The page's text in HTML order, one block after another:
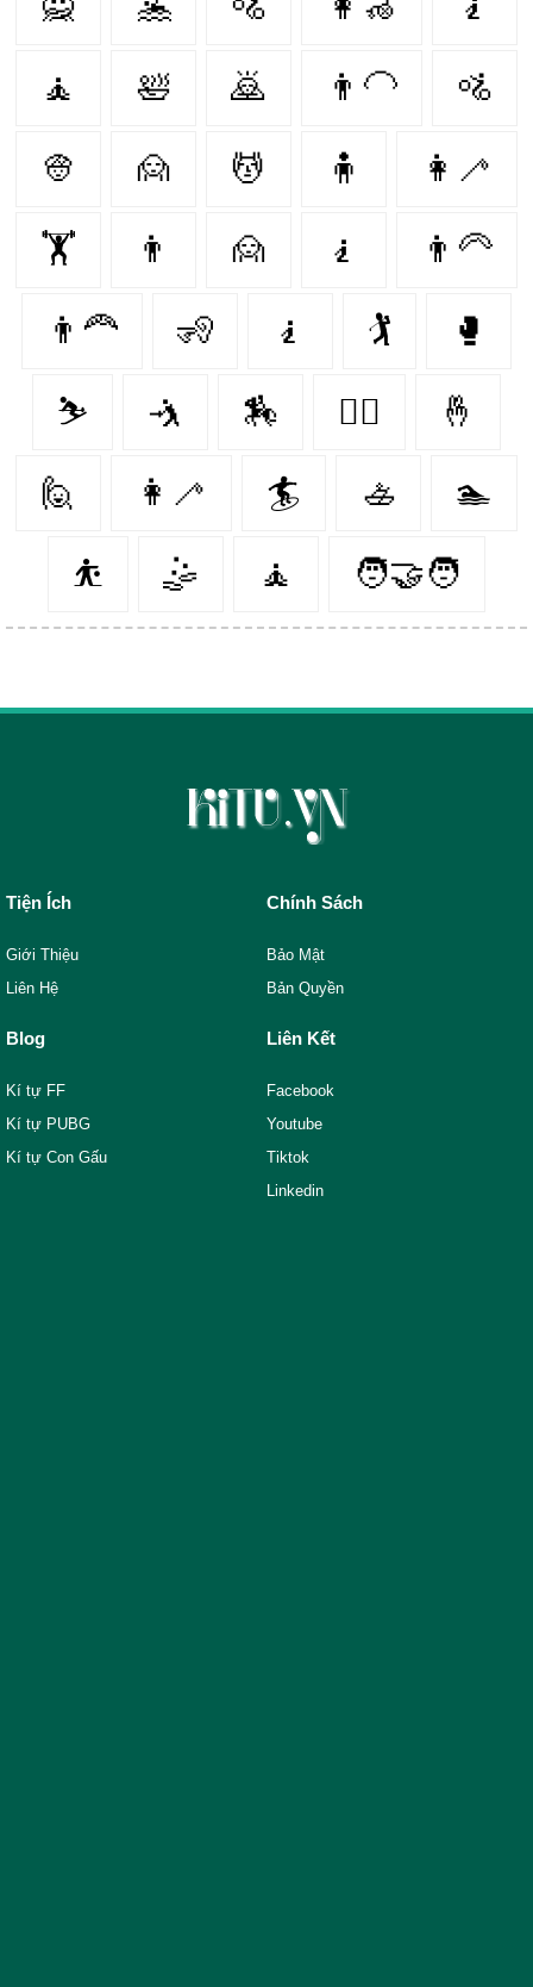
🧘 🛀 🙇‍ 👨‍🦲 🚵‍
👳‍ 🙍‍ 💆‍ 🧍‍ 👩‍🦯
🏋️ 👨‍ 🙍 🧎‍ 👨‍🦳
👨‍🦰 🧏‍ 🧎‍️ 🏌️ 🥊
⛷ 🤺 🏇 🤼‍♂️ 🤞
🙋‍ 👩‍🦯️ 🏄‍ 🚣‍ 🏊‍
⛹️‍ 🤹‍ 🧘‍ 🧑‍🤝‍🧑
Tiện Ích
Giới Thiệu
Liên Hệ
Chính Sách
Bảo Mật
Bản Quyền
Blog
Kí tự FF
Kí tự PUBG
Kí tự Con Gấu
Liên Kết
Facebook
Youtube
Tiktok
Linkedin